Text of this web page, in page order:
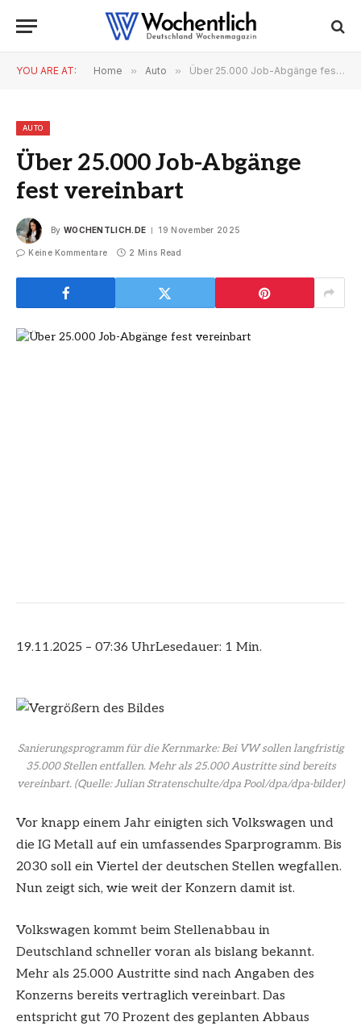
YOU ARE AT: Home » Auto » Über 25.000 Job-Abgänge fest vereinbart
AUTO
Über 25.000 Job-Abgänge
fest vereinbart
By WOCHENTLICH.DE 19 November 2025
Keine Kommentare 2 Mins Read
19.11.2025 – 07:36 UhrLesedauer: 1 Min.
Sanierungsprogramm für die Kernmarke: Bei VW sollen langfristig
35.000 Stellen entfallen. Mehr als 25.000 Austritte sind bereits
vereinbart.(Quelle: Julian Stratenschulte/dpa Pool/dpa/dpa-bilder)
Vor knapp einem Jahr einigten sich Volkswagen und
die IG Metall auf ein umfassendes Sparprogramm. Bis
2030 soll ein Viertel der deutschen Stellen wegfallen.
Nun zeigt sich, wie weit der Konzern damit ist.
Volkswagen kommt beim Stellenabbau in
Deutschland schneller voran als bislang bekannt.
Mehr als 25.000 Austritte sind nach Angaben des
Konzerns bereits vertraglich vereinbart. Das
entspricht gut 70 Prozent des geplanten Abbaus